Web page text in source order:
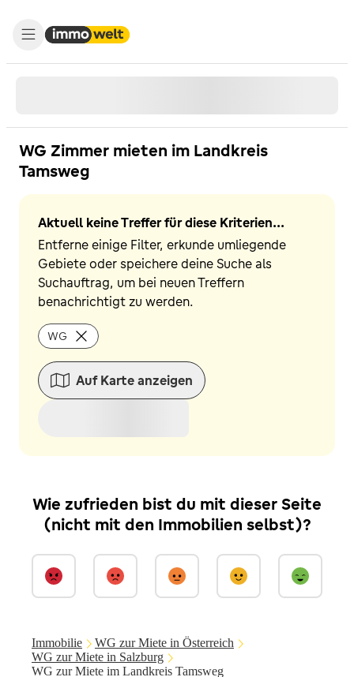
WG Zimmer mieten im Landkreis
Tamsweg
Aktuell keine Treffer für diese Kriterien...
Entferne einige Filter, erkunde umliegende
Gebiete oder speichere deine Suche als
Suchauftrag, um bei neuen Treffern
benachrichtigt zu werden.
WG
Auf Karte anzeigen
Wie zufrieden bist du mit dieser Seite
(nicht mit den Immobilien selbst)?
Immobilie
WG zur Miete in Österreich
WG zur Miete in Salzburg
WG zur Miete im Landkreis Tamsweg